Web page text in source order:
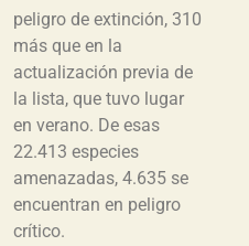
peligro de extinción, 310
más que en la
actualización previa de
la lista, que tuvo lugar
en verano. De esas
22.413 especies
amenazadas, 4.635 se
encuentran en peligro
crítico.